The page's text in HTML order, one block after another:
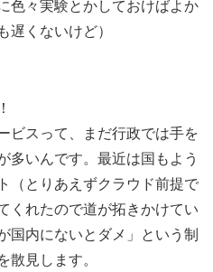
色々実験とかしておけばよか
遅くないけど）
ビスって、まだ行政では手を
多いんです。最近は国もよう
（とりあえずクラウド前提で
くれたので道が拓きかけてい
国内にないとダメ」という制
散見します。